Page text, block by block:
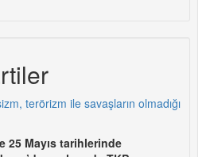
terörizm ile savaşların olmadığı
25 Mayıs tarihlerinde